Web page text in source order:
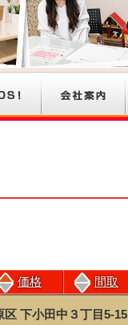
価格 間取
下小田中３丁目5-15